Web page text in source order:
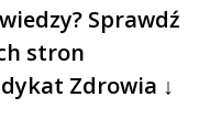
Sprawdź
stron
Zdrowia ↓